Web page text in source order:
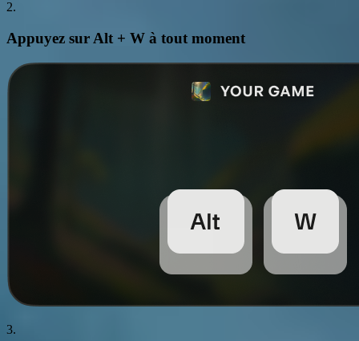
2.
Appuyez sur Alt + W à tout moment
3.